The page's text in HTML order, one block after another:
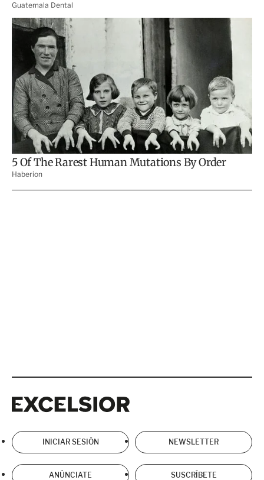
INICIAR SESIÓN NEWSLETTER
ANÚNCIATE SUSCRÍBETE